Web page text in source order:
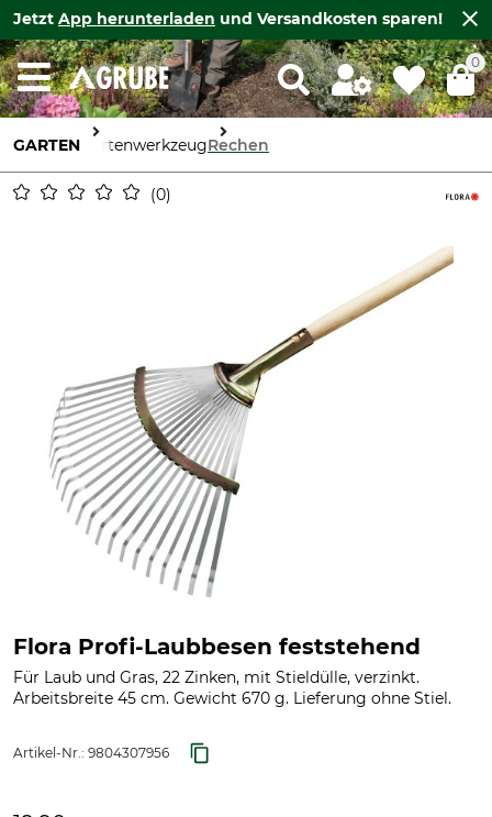
Jetzt App herunterladen und Versandkosten sparen!
0
GARTEN GartenwerkzeugRechen
0
Flora Profi-Laubbesen feststehend
Für Laub und Gras, 22 Zinken, mit Stieldülle, verzinkt.
Arbeitsbreite 45 cm. Gewicht 670 g. Lieferung ohne Stiel.
Artikel-Nr.: 9804307956